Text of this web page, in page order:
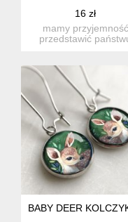
16 zł
mamy przyjemność
przedstawić
BABY DEER